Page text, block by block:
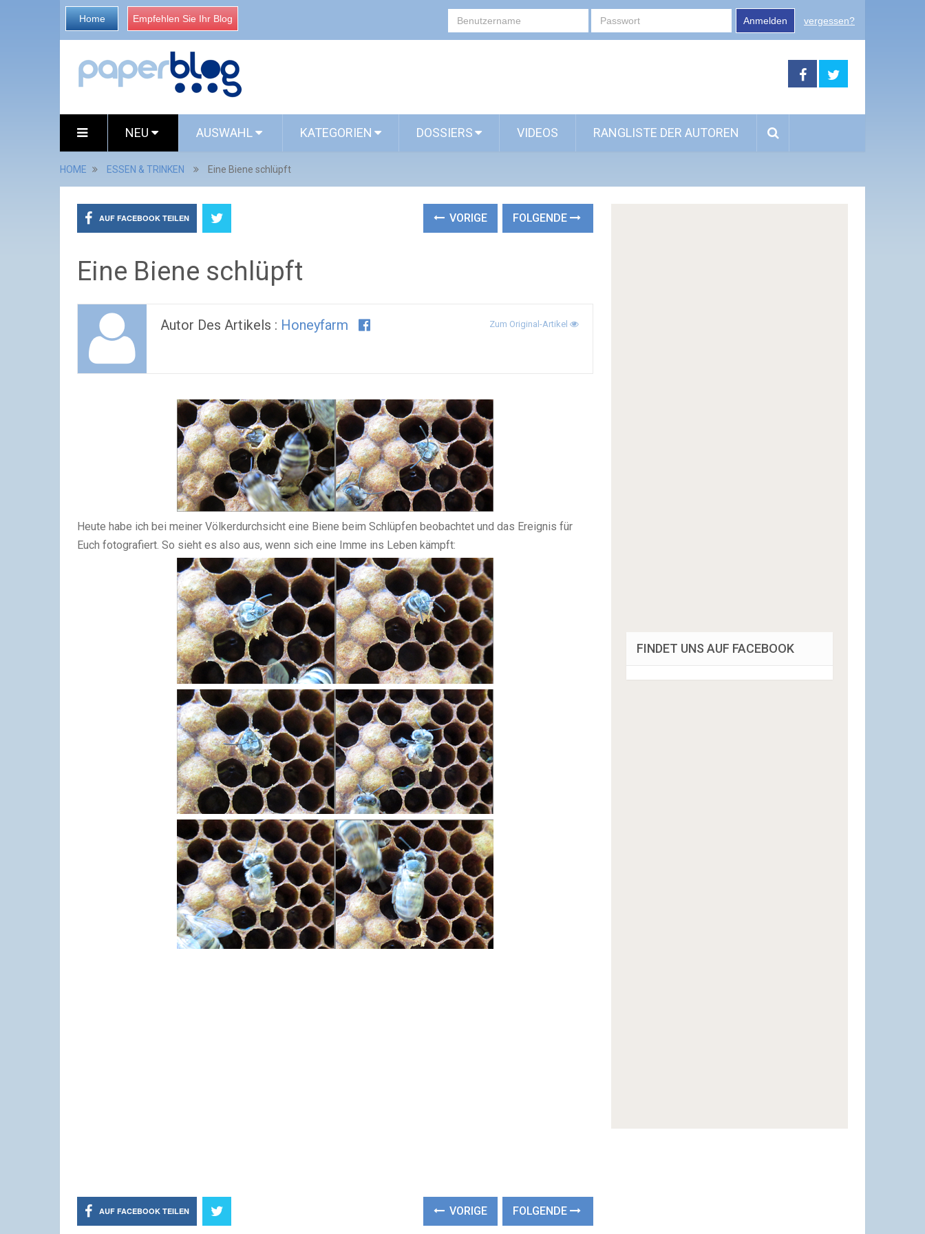
Home Empfehlen Sie Ihr Blog Anmelden vergessen?
NEU AUSWAHL KATEGORIEN DOSSIERS VIDEOS RANGLISTE DER AUTOREN
HOME ESSEN & TRINKEN Eine Biene schlüpft
AUF FACEBOOK TEILEN VORIGE FOLGENDE
Eine Biene schlüpft
Autor Des Artikels : Honeyfarm Zum Original-Artikel
Heute habe ich bei meiner Völkerdurchsicht eine Biene beim Schlüpfen beobachtet und das Ereignis für
Euch fotografiert. So sieht es also aus, wenn sich eine Imme ins Leben kämpft:
AUF FACEBOOK TEILEN VORIGE FOLGENDE
FINDET UNS AUF FACEBOOK